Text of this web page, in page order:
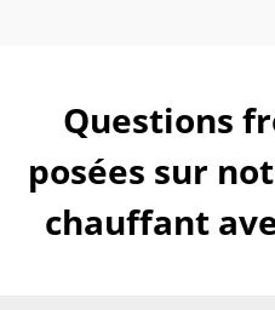
Questions
posées sur
chauffant